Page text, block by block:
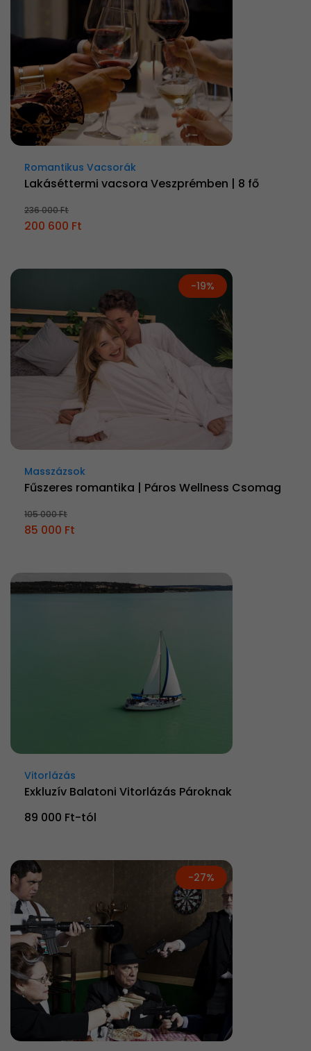
Romantikus Vacsorák
Lakáséttermi vacsora Veszprémben | 8 fő
236 000 Ft
200 600 Ft
-19%
Masszázsok
Fűszeres romantika | Páros Wellness Csomag
105 000 Ft
85 000 Ft
Vitorlázás
Exkluzív Balatoni Vitorlázás Pároknak
89 000 Ft-tól
-27%